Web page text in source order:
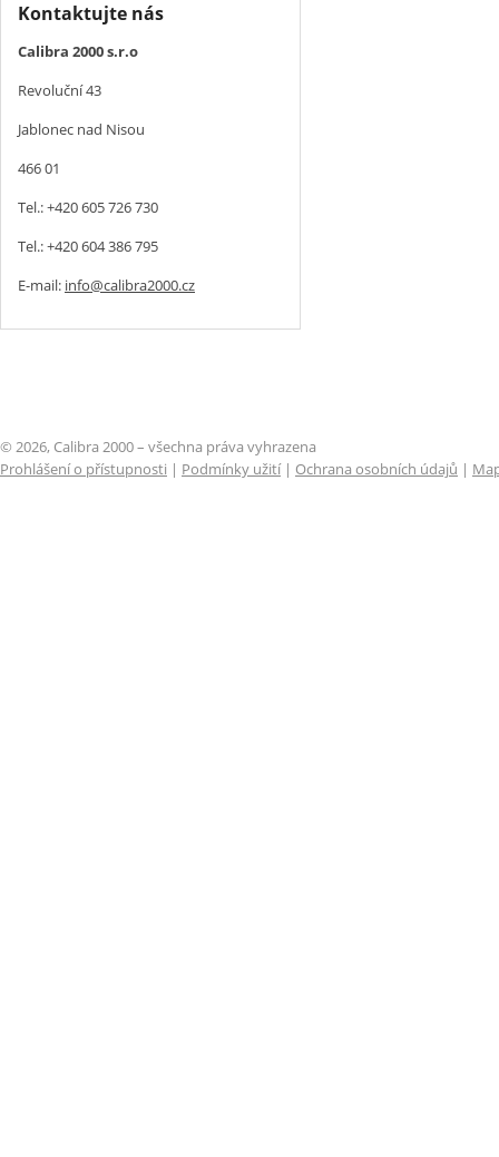
Kontaktujte nás
Calibra 2000 s.r.o
Revoluční 43
Jablonec nad Nisou
466 01
Tel.: +420 605 726 730
Tel.: +420 604 386 795
E-mail: info@calibra2000.cz
© 2026, Calibra 2000 – všechna práva vyhrazena
Prohlášení o přístupnosti | Podmínky užití| Ochrana osobních údajů |